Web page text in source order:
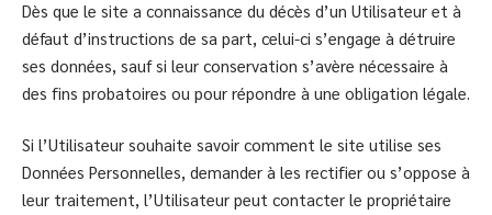
Dès que le site a connaissance du décès d’un Utilisateur et à
défaut d’instructions de sa part, celui-ci s’engage à détruire
ses données, sauf si leur conservation s’avère nécessaire à
des fins probatoires ou pour répondre à une obligation légale.
Si l’Utilisateur souhaite savoir comment le site utilise ses
Données Personnelles, demander à les rectifier ou s’oppose à
leur traitement, l’Utilisateur peut contacter le propriétaire